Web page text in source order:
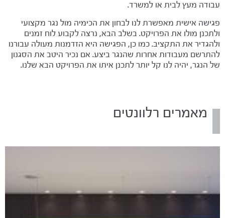
עבודה מעץ לבית או למשרד.
פגישה אישית מאפשרת לנו לבחון את הכימיה מול נגר מקצועי
ולתכנן מולו את הפרויקט. בשלב הבא, נרצה לקבוע לוח זמנים
ולהגדיר את התקציב. כמו כן, הפגישה היא הזדמנות מעולה עבורנו
להתרשם מעבודות אחרות שהנגר ביצע. אם נכיר היטב את הסגנון
של הנגר, יהיה לנו קל יותר לתכנן איתו את הפרויקט הבא שלנו.
מאמרים רלוונטים